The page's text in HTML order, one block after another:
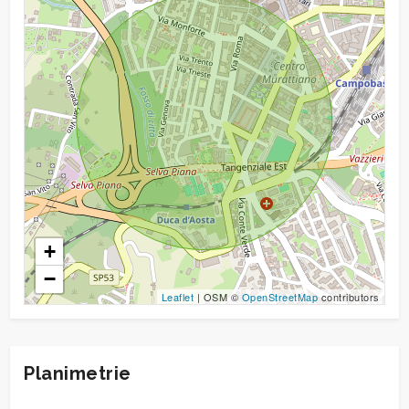
+
−
Leaflet | OSM © OpenStreetMapcontributors
Planimetrie
3
5
5+
Camere
minime